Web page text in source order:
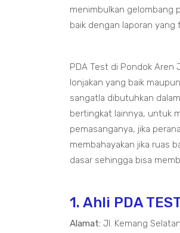
menimbulkan gelombang
baik dengan laporan
PDA Test di Pondok Aren
lonjakan yang baik
sangatla dibutuhkan
bertingkat lainnya, untuk
pemasanganya, jika
membahayakan jika ruas
dasar sehingga bisa
1. Ahli PDA
Alamat: Jl. Kemang